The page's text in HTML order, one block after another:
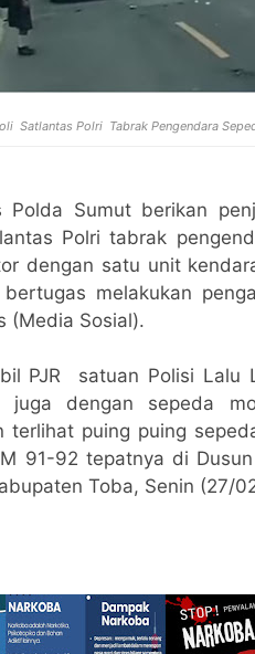
Satlantas Polri Tabrak Pengendara
Polda Sumut berikan
Polri tabrak
dengan satu unit
melakukan
(Media Sosial).
PJR satuan Polisi Lalu
juga dengan sepeda
terlihat puing puing
91-92 tepatnya di
Toba, Senin (27/